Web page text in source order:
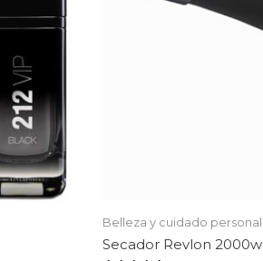
Belleza y cuidado personal
Secador Revlon 2000w